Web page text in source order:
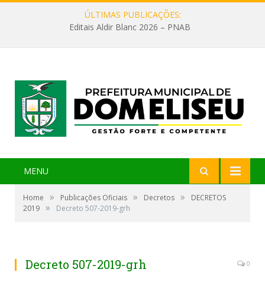
ÚLTIMAS PUBLICAÇÕES:
Editais Aldir Blanc 2026 – PNAB
MENU
Home » Publicações Oficiais » Decretos »
DECRETOS
2019 » Decreto 507-2019-grh
Decreto 507-2019-grh 0